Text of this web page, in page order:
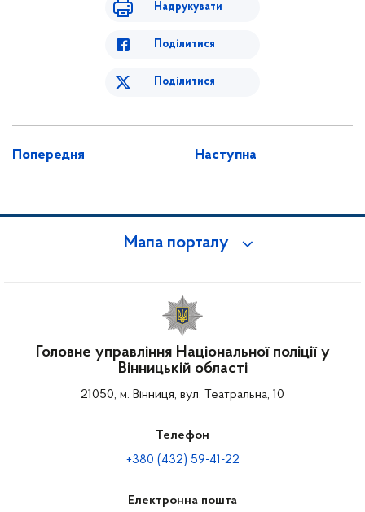
Надрукувати
Поділитися
Поділитися
Попередня Наступна
Мапа порталу
Головне управління Національної поліції у
Вінницькій області
21050, м. Вінниця, вул. Театральна, 10
Телефон
+380 (432) 59-41-22
Електронна пошта